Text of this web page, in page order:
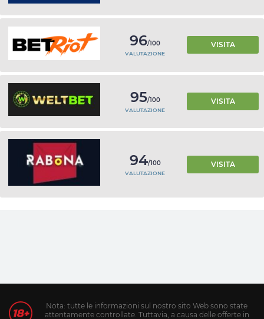
96/100
VALUTAZIONE
VISITA
95/100
VALUTAZIONE
VISITA
94/100
VALUTAZIONE
VISITA
Nota: tutte le informazioni sul nostro sito Web sono state
attentamente controllate. Tuttavia, a causa delle offerte in